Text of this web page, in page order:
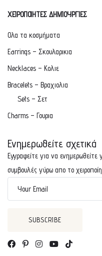
ΧΕΙΡΟΠΟΙΗΤΕΣ ΔΗΜΙΟΥΡΓΙΕΣ
Ολα τα κοσμήματα
Earrings – Σκουλαρικια
Necklaces – Κολιε
Bracelets – Βραχιολια
Sets – Σετ
Charms – Γουρια
Ενημερωθείτε σχετικά
Εγγραφείτε για να ενημερωθείτε
συμβουλές γύρω απο το
Your Email